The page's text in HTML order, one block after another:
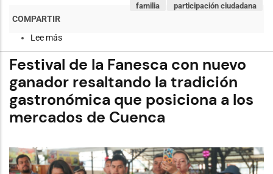
participación ciudadana
familia
Lee más
de
Cuenca
inspección
técnica
en
el
Estadio
Aguilar
previo
Festival de la Fanesca con nuevo
ganador resaltando la tradición
gastronómica que posiciona a los
mercados de Cuenca